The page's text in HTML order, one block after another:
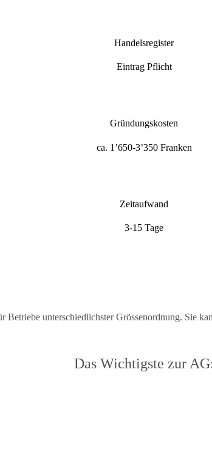
Handelsregister
Eintrag Pflicht
Gründungskosten
ca. 1’650-3’350 Franken
Zeitaufwand
3-15 Tage
unterschiedlichster Grössenordnung. Sie
Das Wichtigste zur